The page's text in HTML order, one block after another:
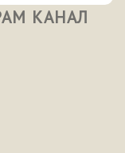
КАНАЛ